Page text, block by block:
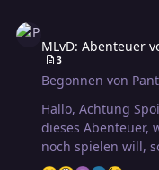
MLvD: Abenteuer
3
Begonnen von
Hallo, Achtung Spoiler, in diesem Strang geht es um
dieses Abenteuer,
noch spielen will,